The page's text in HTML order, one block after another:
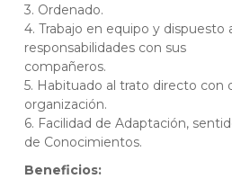
3. Ordenado.
4. Trabajo en equipo y dispuesto
responsabilidades con sus
compañeros.
5. Habituado al trato directo con
organización.
6. Facilidad de Adaptación,
de Conocimientos.
Beneficios: